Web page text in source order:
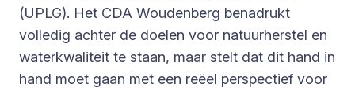
(UPLG). Het CDA Woudenberg benadrukt
volledig achter de doelen voor natuurherstel en
waterkwaliteit te staan, maar stelt dat dit hand in
hand moet gaan met een reëel perspectief voor